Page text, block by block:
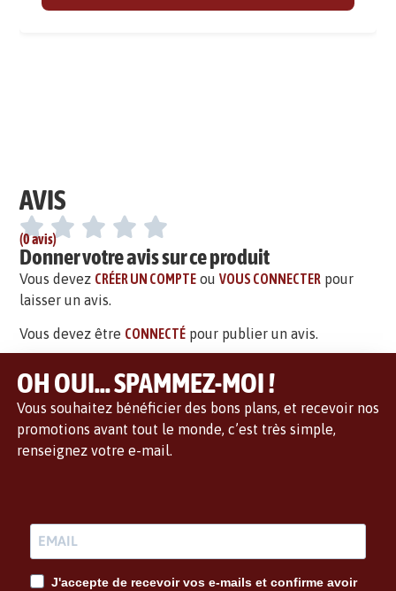
AVIS
(0 avis)
Donner votre avis sur ce produit
Vous devez CRÉER UN COMPTE ouVOUS CONNECTER pour
laisser un avis.
Vous devez être CONNECTÉ pour publier un avis.
OH OUI... SPAMMEZ-MOI !
Vous souhaitez bénéficier des bons plans, et recevoir nos
promotions avant tout le monde, c’est très simple,
renseignez votre e-mail.
J'accepte de recevoir vos e-mails et confirme avoir